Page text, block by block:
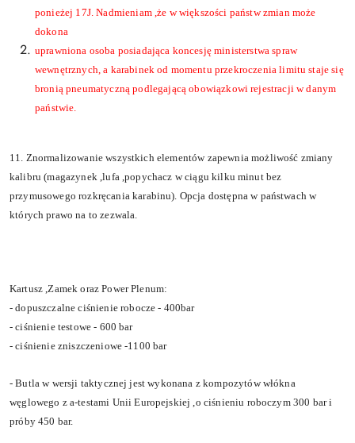
ponieżej 17J. Nadmieniam ,że w większości państwzmian może
dokona
uprawniona osoba posiadająca koncesjęministerstwa spraw
wewnętrznych, a karabinek od momentu przekroczenia limitu staje się
bronią pneumatyczną podlegającą obowiązkowi rejestracji w danym
państwie.
11. Znormalizowanie wszystkich elementów zapewnia możliwość zmiany
kalibru (magazynek ,lufa ,popychacz w ciągu kilku minut bez
przymusowego rozkręcania karabinu). Opcja dostępna w państwach w
których prawo na to zezwala.
Kartusz ,Zamek oraz Power Plenum:
- dopuszczalne ciśnienie robocze - 400bar
- ciśnienie testowe - 600 bar
- ciśnienie zniszczeniowe -1100 bar
- Butla w wersji taktycznej jest wykonana z kompozytów włókna
węglowego z a-testami Unii Europejskiej ,o ciśnieniu roboczym 300 bar i
próby 450 bar.